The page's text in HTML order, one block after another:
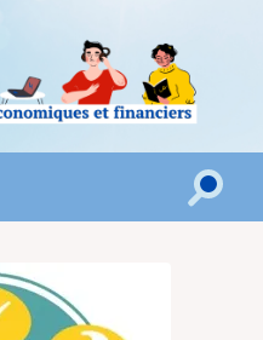
Toggle